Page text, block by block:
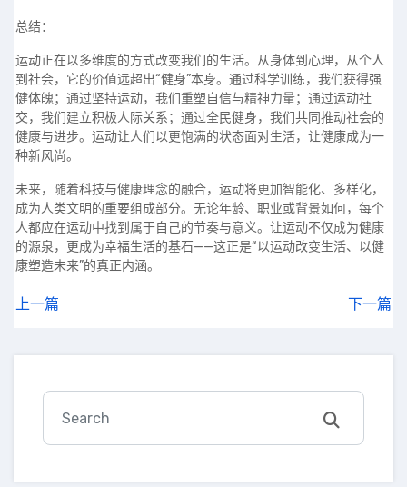
总结：
运动正在以多维度的方式改变我们的生活。从身体到心理，从个人
到社会，它的价值远超出“健身”本身。通过科学训练，我们获得强
健体魄；通过坚持运动，我们重塑自信与精神力量；通过运动社
交，我们建立积极人际关系；通过全民健身，我们共同推动社会的
健康与进步。运动让人们以更饱满的状态面对生活，让健康成为一
种新风尚。
未来，随着科技与健康理念的融合，运动将更加智能化、多样化，
成为人类文明的重要组成部分。无论年龄、职业或背景如何，每个
人都应在运动中找到属于自己的节奏与意义。让运动不仅成为健康
的源泉，更成为幸福生活的基石——这正是“以运动改变生活、以健
康塑造未来”的真正内涵。
上一篇 下一篇